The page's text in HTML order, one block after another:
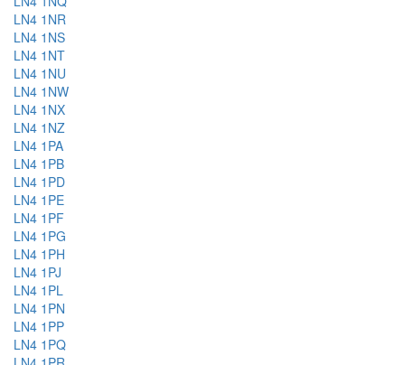
LN4 1NR
LN4 1NS
LN4 1NT
LN4 1NU
LN4 1NW
LN4 1NX
LN4 1NZ
LN4 1PA
LN4 1PB
LN4 1PD
LN4 1PE
LN4 1PF
LN4 1PG
LN4 1PH
LN4 1PJ
LN4 1PL
LN4 1PN
LN4 1PP
LN4 1PQ